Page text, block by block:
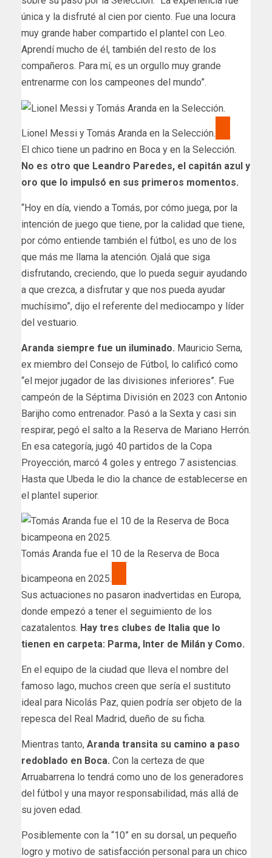
única y la disfruté al cien por ciento. Fue una locura
muy grande haber compartido el plantel con Leo.
Aprendí mucho de él, también del resto de los
compañeros. Para mí, es un orgullo muy grande
entrenarme con los campeones del mundo”.
Lionel Messi y Tomás Aranda en la Selección.
El chico tiene un padrino en Boca y en la Selección.
No es otro que Leandro Paredes, el capitán azul y
oro que lo impulsó en sus primeros momentos.
“Hoy en día, viendo a Tomás, por cómo juega, por la
intención de juego que tiene, por la calidad que tiene,
por cómo entiende también el fútbol, es uno de los
que más me llama la atención. Ojalá que siga
disfrutando, creciendo, que lo pueda seguir ayudando
a que crezca, a disfrutar y que nos pueda ayudar
muchísimo”, dijo el referente del mediocampo y líder
del vestuario.
Aranda siempre fue un iluminado. Mauricio Serna,
ex miembro del Consejo de Fútbol, lo calificó como
“el mejor jugador de las divisiones inferiores”. Fue
campeón de la Séptima División en 2023 con Antonio
Barijho como entrenador. Pasó a la Sexta y casi sin
respirar, pegó el salto a la Reserva de Mariano Herrón.
En esa categoría, jugó 40 partidos de la Copa
Proyección, marcó 4 goles y entrego 7 asistencias.
Hasta que Ubeda le dio la chance de establecerse en
el plantel superior.
Tomás Aranda fue el 10 de la Reserva de Boca
bicampeona en 2025.
Sus actuaciones no pasaron inadvertidas en Europa,
donde empezó a tener el seguimiento de los
cazatalentos. Hay tres clubes de Italia que lo
tienen en carpeta: Parma, Inter de Milán y Como.
En el equipo de la ciudad que lleva el nombre del
famoso lago, muchos creen que sería el sustituto
ideal para Nicolás Paz, quien podría ser objeto de la
repesca del Real Madrid, dueño de su ficha.
Mientras tanto, Aranda transita su camino a paso
redoblado en Boca. Con la certeza de que
Arruabarrena lo tendrá como uno de los generadores
del fútbol y una mayor responsabilidad, más allá de
su joven edad.
Posiblemente con la “10” en su dorsal, un pequeño
logro y motivo de satisfacción personal para un chico